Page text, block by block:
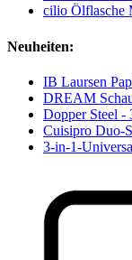
cilio Ölflasche
Neuheiten:
IB Laursen
DREAM
Dopper Steel -
Cuisipro Duo-
3-in-1-